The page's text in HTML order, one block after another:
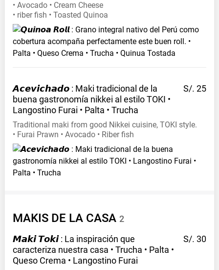
• Avocado • Cream Cheese
• riber fish • Toasted Quinoa
𝘼𝙘𝙚𝙫𝙞𝙘𝙝𝙖𝙙𝙤 : Maki tradicional de la
buena gastronomía nikkei al estilo TOKI •
Langostino Furai • Palta • Trucha
S/. 25
Traditional maki from good Nikkei cuisine, TOKI style.
• Furai Prawn • Avocado • Riber fish
MAKIS DE LA CASA 2
𝙈𝙖𝙠𝙞 𝙏𝙤𝙠𝙞 : La inspiración que
caracteriza nuestra casa • Trucha • Palta •
Queso Crema • Langostino Furai
S/. 30